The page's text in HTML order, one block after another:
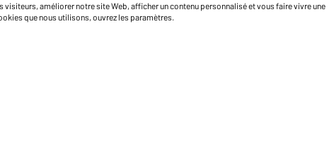
améliorer notre site Web, afficher un contenu personnalisé et vous faire vivre une
que nous utilisons, ouvrez les paramètres.